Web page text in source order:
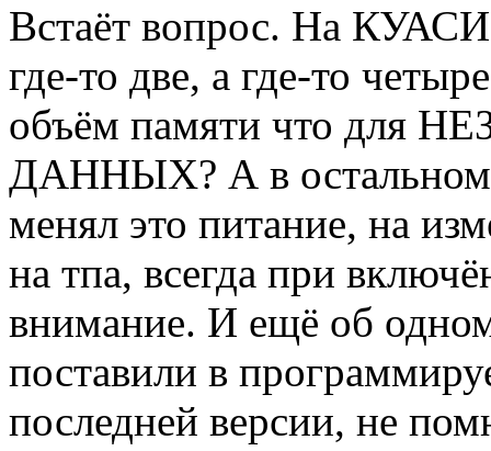
Встаёт вопрос. На КУАСИ
где-то две, а где-то
объём памяти что для
ДАННЫХ? А в остальном
менял это питание, на
на тпа, всегда при
внимание. И ещё об
поставили в
последней версии, не